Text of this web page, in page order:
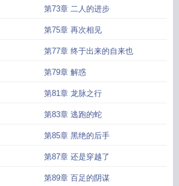
第73章 二人的进步
第75章 再次相见
第77章 终于出来的自来也
第79章 解惑
第81章 龙脉之行
第83章 逃跑的蛇
第85章 黑绝的后手
第87章 还是穿越了
第89章 百足的阴谋